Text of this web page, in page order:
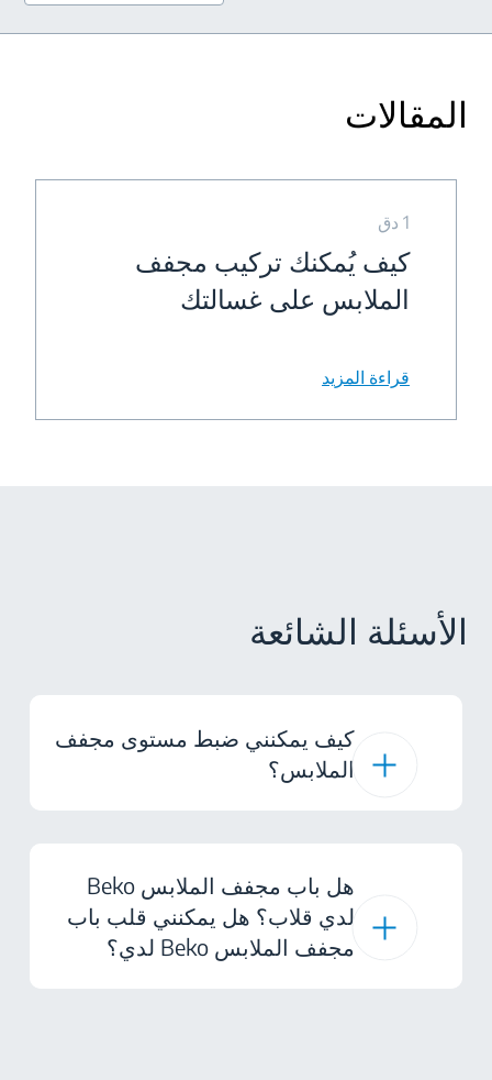
المقالات
1 دق
كيف يُمكنك تركيب مجفف
الملابس على غسالتك
قراءة المزيد
الأسئلة الشائعة
كيف يمكنني ضبط مستوى مجفف
الملابس؟
هل باب مجفف الملابس Beko
لدي قلاب؟ هل يمكنني قلب باب
مجفف الملابس Beko لدي؟